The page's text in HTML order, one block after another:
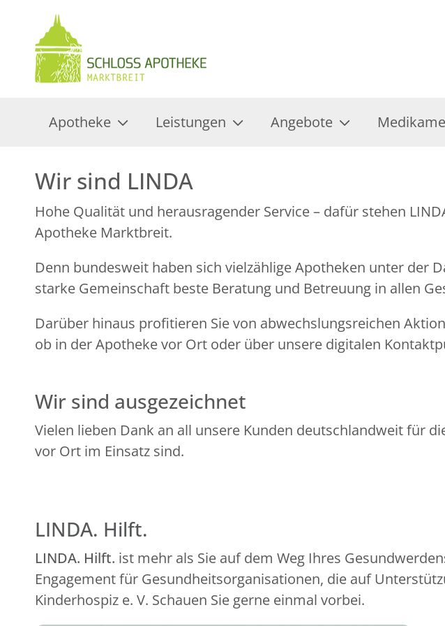
Apotheke Leistungen Angebote
Wir sind LINDA
Hohe Qualität und herausragender Service – dafür stehen
Apotheke Marktbreit.
Denn bundesweit haben sich vielzählige Apotheken unter der
starke Gemeinschaft beste Beratung und Betreuung in allen
Darüber hinaus profitieren Sie von abwechslungsreichen
ob in der Apotheke vor Ort oder über unsere digitalen
Wir sind ausgezeichnet
Vielen lieben Dank an all unsere Kunden deutschlandweit für
vor Ort im Einsatz sind.
LINDA. Hilft.
LINDA. Hilft. ist mehr als Sie auf dem Weg Ihres
Engagement für Gesundheitsorganisationen, die auf
Kinderhospiz e. V. Schauen Sie gerne einmal vorbei.